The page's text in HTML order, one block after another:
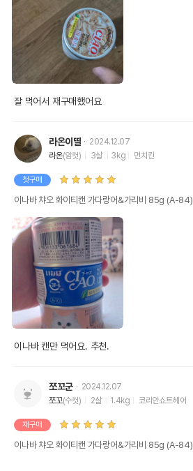
잘 먹어서 재구매했어요
라온이딸
2024.12.07
라온(암컷) 3살 3kg 먼치킨
첫구매
이나바 챠오 화이티캔 가다랑어&가리비 85g (A-84)
이나바 캔만 먹어요. 추천.
쪼꼬군
2024.12.07
쪼꼬(수컷) 2살 1.4kg 코리안쇼트헤어
재구매
이나바 챠오 화이티캔 가다랑어&가리비 85g (A-84)